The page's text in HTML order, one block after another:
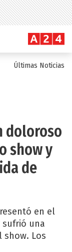
Últimas Noticias
doloroso
show y
de
en el
sufrió una
show. Los